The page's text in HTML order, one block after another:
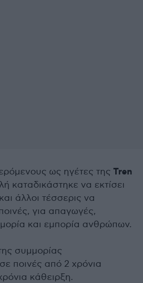
ως ηγέτες της Tren
καταδικάστηκε να εκτίσει
άλλοι τέσσερις να
για απαγωγές,
και εμπορία ανθρώπων.
συμμορίας
ποινές από 2 χρόνια
κάθειρξη.